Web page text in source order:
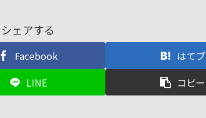
シェアする
Facebook
はてブ
LINE コピー